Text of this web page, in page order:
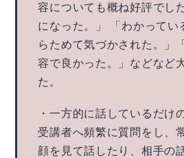
容についても概ね好評でし
になった。」 「わかってい
らためて気づかされた。」
容で良かった。」などなど
た。
・一方的に話しているだけ
受講者へ頻繁に質問をし、
顔を見て話したり、相手の